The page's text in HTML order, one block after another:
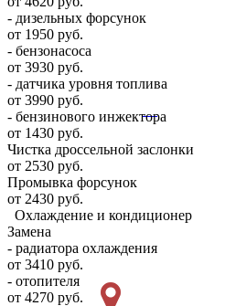
- дизельных форсунок
от 1950 руб.
- бензонасоса
от 3930 руб.
- датчика уровня топлива
от 3990 руб.
- бензинового инжектора
от 1430 руб.
Чистка дроссельной заслонки
от 2530 руб.
Промывка форсунок
от 2430 руб.
Охлаждение и кондиционер
Замена
- радиатора охлаждения
от 3410 руб.
- отопителя
от 4270 руб.